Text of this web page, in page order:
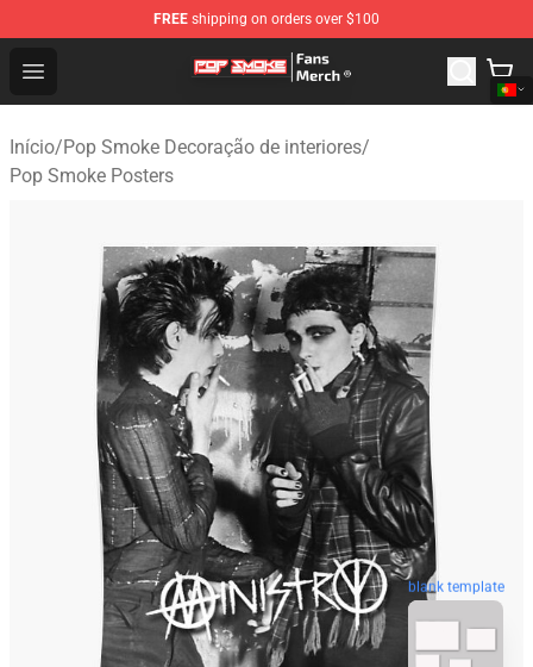
FREE shipping on orders over $100
Open menu
Pop Smoke Store - Official Pop Smoke Merchandise
Início/Pop Smoke Decoração de interiores/
Pop Smoke Posters
blank template